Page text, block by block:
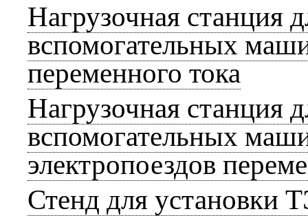
Нагрузочная станция
вспомогательных
переменного тока
Нагрузочная станция
вспомогательных
электропоездов
Стенд для установки